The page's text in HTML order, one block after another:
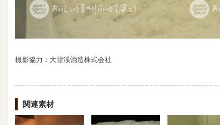
撮影協力：大雪渓酒造株式会社
関連素材